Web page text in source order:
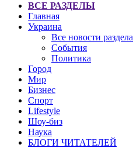
ВСЕ РАЗДЕЛЫ
Главная
Украина
Все новости раздела
События
Политика
Город
Мир
Бизнес
Спорт
Lifestyle
Шоу-биз
Наука
БЛОГИ ЧИТАТЕЛЕЙ